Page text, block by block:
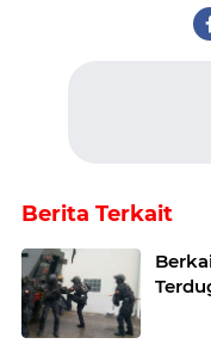
Berita Terkait